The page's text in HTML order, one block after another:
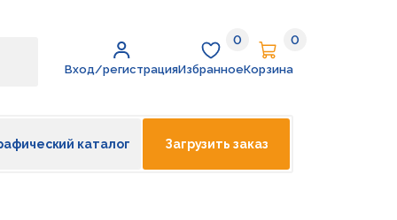
Вход/регистрация
Избранное
0
Избранное
Корзина
0
Корзина
каталог Загрузить заказ